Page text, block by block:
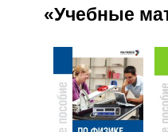
«Учебные